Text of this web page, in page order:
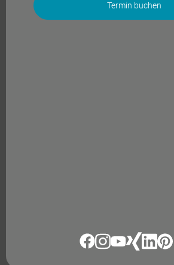
Termin buchen